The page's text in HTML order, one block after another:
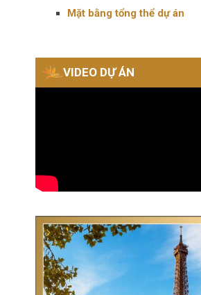
Mặt bằng tổng thể dự án
VIDEO DỰ ÁN